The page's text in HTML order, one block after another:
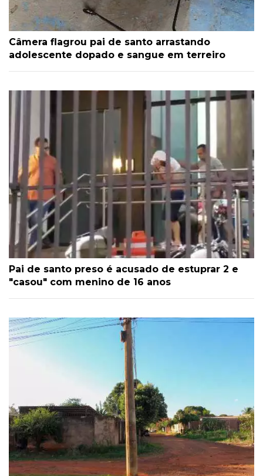
Câmera flagrou pai de santo arrastando
adolescente dopado e sangue em terreiro
Pai de santo preso é acusado de estuprar 2 e
"casou" com menino de 16 anos